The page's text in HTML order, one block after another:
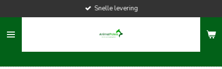
naar
hoofdinhoud
Snelle levering